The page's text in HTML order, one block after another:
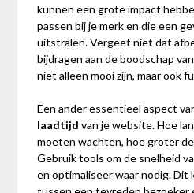
kunnen een grote impact
passen bij je merk en die een
uitstralen. Vergeet niet dat
bijdragen aan de boodschap
niet alleen mooi zijn, maar ook
Een ander essentieel aspect
laadtijd van je website. Hoe
moeten wachten, hoe groter
Gebruik tools om de snelheid
en optimaliseer waar nodig. Dit